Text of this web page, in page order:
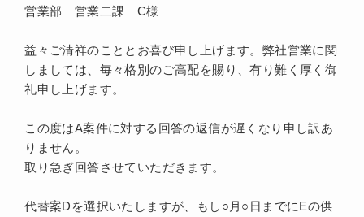
営業部 営業二課 C様
益々ご清祥のこととお喜び申し上げます。弊社営業に関
しましては、毎々格別のご高配を賜り、有り難く厚く御
礼申し上げます。
この度はA案件に対する回答の返信が遅くなり申し訳あ
りません。
取り急ぎ回答させていただきます。
代替案Dを選択いたしますが、もし○月○日までにEの供